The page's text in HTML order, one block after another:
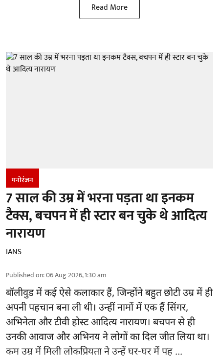
Read More
मनोरंजन
7 साल की उम्र में भरना पड़ता था इनकम
टैक्स, बचपन में ही स्टार बन चुके थे आदित्य
नारायण
IANS
Published on:06 Aug 2026, 1:30 am
बॉलीवुडमें कई ऐसे कलाकार हैं, जिन्होंने बहुत छोटी उम्र में ही
अपनी पहचान बना ली थी। उन्हीं नामों में एक हैं सिंगर,
अभिनेता और टीवी होस्ट आदित्य नारायण। बचपन से ही
उनकी आवाज और अभिनय ने लोगों का दिल जीत लिया था।
कम उम्र में मिली लोकप्रियता ने उन्हें घर-घर में पह ...